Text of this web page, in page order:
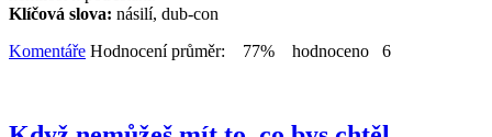
Klíčová slova: násilí, dub-con
Komentáře Hodnocení průměr: 77% hodnoceno 6